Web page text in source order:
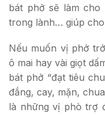
bát phở sẽ làm cho
trong lành… giúp
Nếu muốn vị phở
ô mai hay vài giọt
bát phở “đạt tiêu
đắng, cay, mặn,
là những vị phò trợ